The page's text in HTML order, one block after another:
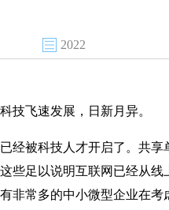
2022
飞速发展，日新月异。
被科技人才开启了。共享
些足以说明互联网已经从
非常多的中小微型企业在